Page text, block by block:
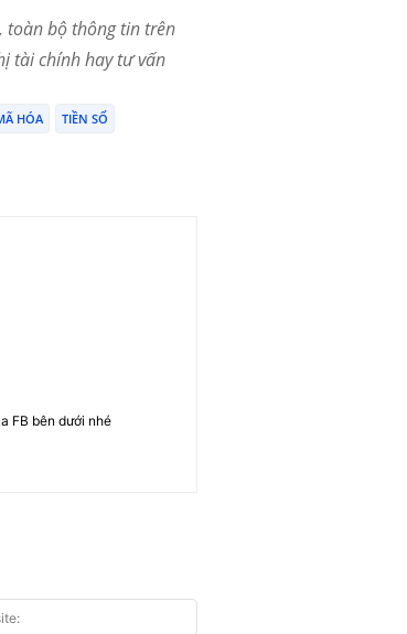
toàn bộ thông tin trên
tài chính hay tư vấn
HÓA TIỀN SỐ
FB bên dưới nhé